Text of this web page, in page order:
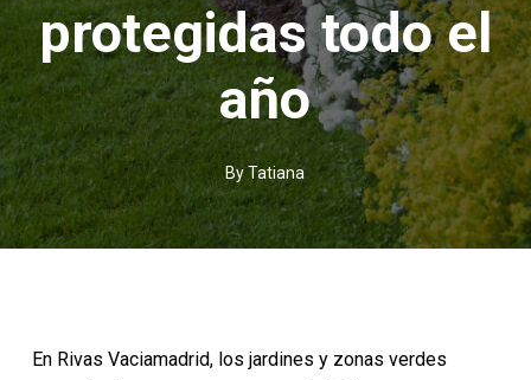
protegidas todo el
año
ByTatiana
En Rivas Vaciamadrid, los jardines y zonas verdes